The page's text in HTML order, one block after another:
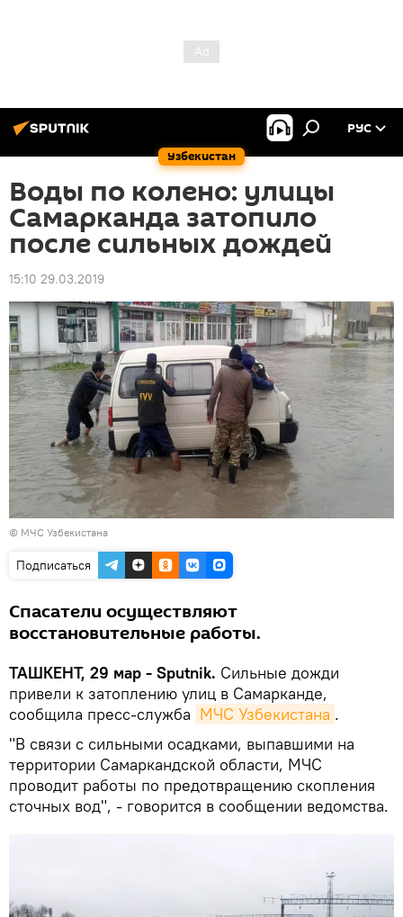
Узбекистан
РУС
Воды по колено: улицы
Самарканда затопило
после сильных дождей
15:10 29.03.2019
© МЧС Узбекистана
Подписаться
Спасатели осуществляют
восстановительные работы.
ТАШКЕНТ, 29 мар - Sputnik. Сильные дожди
привели к затоплению улиц в Самарканде,
сообщила пресс-служба МЧС Узбекистана .
"В связи с сильными осадками, выпавшими на
территории Самаркандской области, МЧС
проводит работы по предотвращению скопления
сточных вод", - говорится в сообщении ведомства.